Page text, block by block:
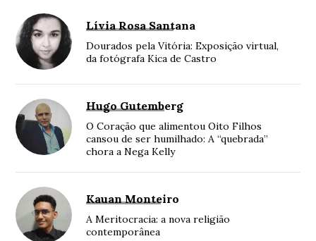
Lívia Rosa Santana
Dourados pela Vitória: Exposição virtual,
da fotógrafa Kica de Castro
Hugo Gutemberg
O Coração que alimentou Oito Filhos
cansou de ser humilhado: A “quebrada”
chora a Nega Kelly
Kauan Monteiro
A Meritocracia: a nova religião
contemporânea